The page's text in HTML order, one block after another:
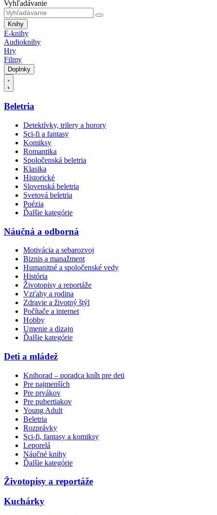
Vyhľadávanie
Knihy
E-knihy
Audioknihy
Hry
Filmy
Doplnky
Beletria
Detektívky, trilery a horory
Sci-fi a fantasy
Komiksy
Romantika
Spoločenská beletria
Klasika
Historické
Slovenská beletria
Svetová beletria
Poézia
Ďalšie kategórie
Náučná a odborná
Motivácia a sebarozvoj
Biznis a manažment
Humanitné a spoločenské vedy
História
Životopisy a reportáže
Vzťahy a rodina
Zdravie a životný štýl
Počítače a internet
Hobby
Umenie a dizajn
Ďalšie kategórie
Deti a mládež
Knihorad – poradca kníh pre deti
Pre najmenších
Pre prvákov
Pre pubertiakov
Young Adult
Beletria
Rozprávky
Sci-fi, fantasy a komiksy
Leporelá
Náučné knihy
Ďalšie kategórie
Životopisy a reportáže
Kuchárky